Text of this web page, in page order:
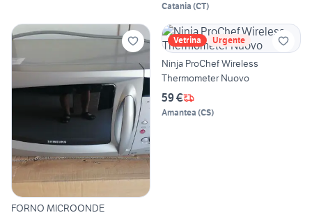
Catania (CT)
FORNO MICROONDE
Vetrina Urgente
Ninja ProChef Wireless
Thermometer Nuovo
59 €
Amantea (CS)